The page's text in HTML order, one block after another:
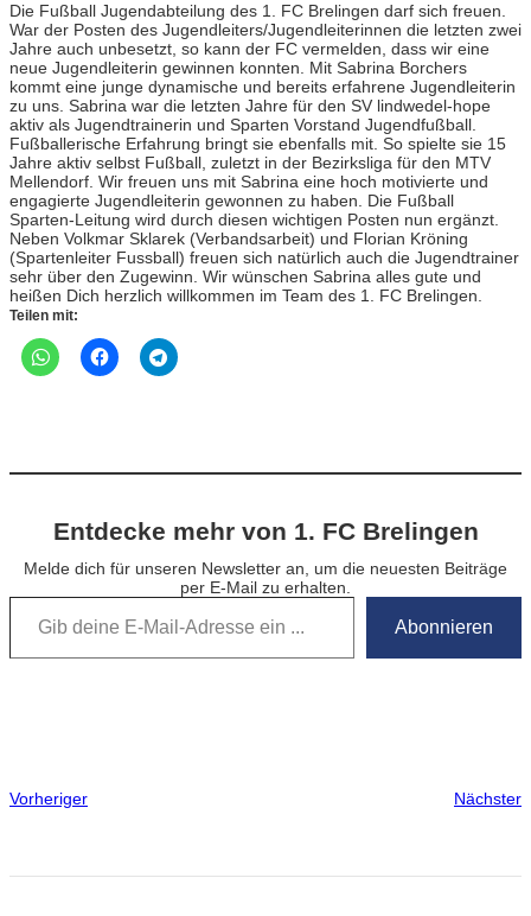
Die Fußball Jugendabteilung des 1. FC Brelingen darf sich freuen.
War der Posten des Jugendleiters/Jugendleiterinnen die letzten zwei
Jahre auch unbesetzt, so kann der FC vermelden, dass wir eine
neue Jugendleiterin gewinnen konnten. Mit Sabrina Borchers
kommt eine junge dynamische und bereits erfahrene Jugendleiterin
zu uns. Sabrina war die letzten Jahre für den SV lindwedel-hope
aktiv als Jugendtrainerin und Sparten Vorstand Jugendfußball.
Fußballerische Erfahrung bringt sie ebenfalls mit. So spielte sie 15
Jahre aktiv selbst Fußball, zuletzt in der Bezirksliga für den MTV
Mellendorf. Wir freuen uns mit Sabrina eine hoch motivierte und
engagierte Jugendleiterin gewonnen zu haben. Die Fußball
Sparten-Leitung wird durch diesen wichtigen Posten nun ergänzt.
Neben Volkmar Sklarek (Verbandsarbeit) und Florian Kröning
(Spartenleiter Fussball) freuen sich natürlich auch die Jugendtrainer
sehr über den Zugewinn. Wir wünschen Sabrina alles gute und
heißen Dich herzlich willkommen im Team des 1. FC Brelingen.
Teilen mit:
Entdecke mehr von 1. FC Brelingen
Melde dich für unseren Newsletter an, um die neuesten Beiträge
per E-Mail zu erhalten.
Gib deine E-Mail-Adresse ein …
Abonnieren
Vorheriger Nächster